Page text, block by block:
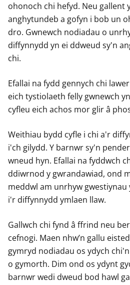
ohonoch chi hefyd. Neu gallent
anghytundeb a gofyn i bob un
dro. Gwnewch nodiadau o
diffynnydd yn ei ddweud sy'n
chi.
Efallai na fydd gennych chi
eich tystiolaeth felly gwnewch
cyfleu eich achos mor glir â
Weithiau bydd cyfle i chi a'r
i'ch gilydd. Y barnwr sy'n
wneud hyn. Efallai na fyddwch
ddiwrnod y gwrandawiad, ond
meddwl am unrhyw
i'r diffynnydd ymlaen llaw.
Gallwch chi fynd â ffrind neu
cefnogi. Maen nhw’n gallu
gymryd nodiadau os ydych
o gymorth. Dim ond os ydynt
barnwr wedi dweud bod hawl